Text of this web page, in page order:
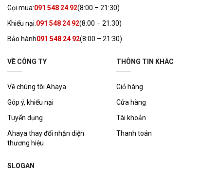
Gọi mua:091 548 24 92(8:00 – 21:30)
Khiếu nại:091 548 24 92(8:00 – 21:30)
Bảo hành091 548 24 92(8:00 – 21:30)
VỀ CÔNG TY
Về chúng tôi Ahaya
Góp ý, khiếu nại
Tuyển dụng
Ahaya thay đổi nhận diện
thương hiệu
THÔNG TIN KHÁC
Giỏ hàng
Cửa hàng
Tài khoản
Thanh toán
SLOGAN